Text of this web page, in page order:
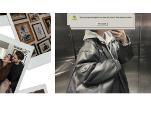
to Split: The
...
Ghost of corporate future